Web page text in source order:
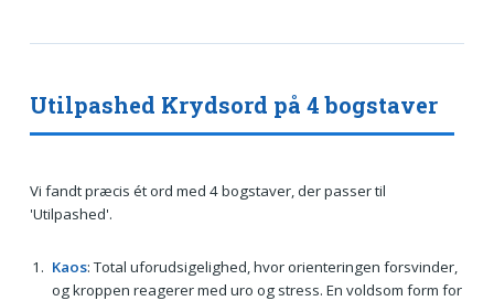
Utilpashed Krydsord på 4 bogstaver
Vi fandt præcis ét ord med 4 bogstaver, der passer til
'Utilpashed'.
Kaos: Total uforudsigelighed, hvor orienteringen forsvinder,
og kroppen reagerer med uro og stress. En voldsom form for